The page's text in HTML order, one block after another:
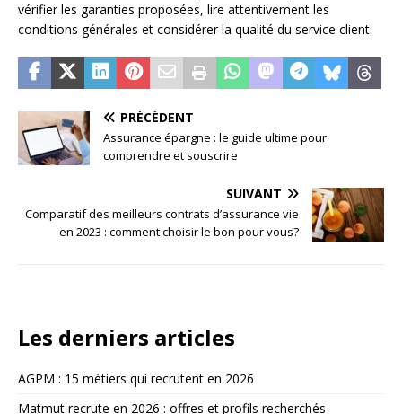
vérifier les garanties proposées, lire attentivement les
conditions générales et considérer la qualité du service client.
PRÉCÉDENT
Assurance épargne : le guide ultime pour
comprendre et souscrire
SUIVANT
Comparatif des meilleurs contrats d’assurance vie
en 2023 : comment choisir le bon pour vous?
Les derniers articles
AGPM : 15 métiers qui recrutent en 2026
Matmut recrute en 2026 : offres et profils recherchés